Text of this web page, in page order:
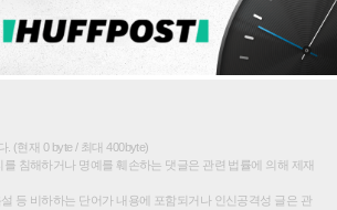
. (현재 0 byte / 최대 400byte)
침해하거나 명예를 훼손하는 댓글은 관련 법률에 의해 제재
등 비하하는 단어가 내용에 포함되거나 인신공격성 글은 관